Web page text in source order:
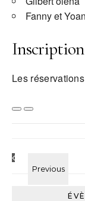
Fanny et
Inscription
Les